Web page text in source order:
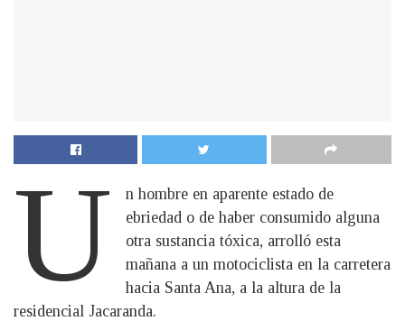
U
n hombre en aparente estado de
ebriedad o de haber consumido alguna
otra sustancia tóxica, arrolló esta
mañana a un motociclista en la carretera
hacia Santa Ana, a la altura de la
residencial Jacaranda.